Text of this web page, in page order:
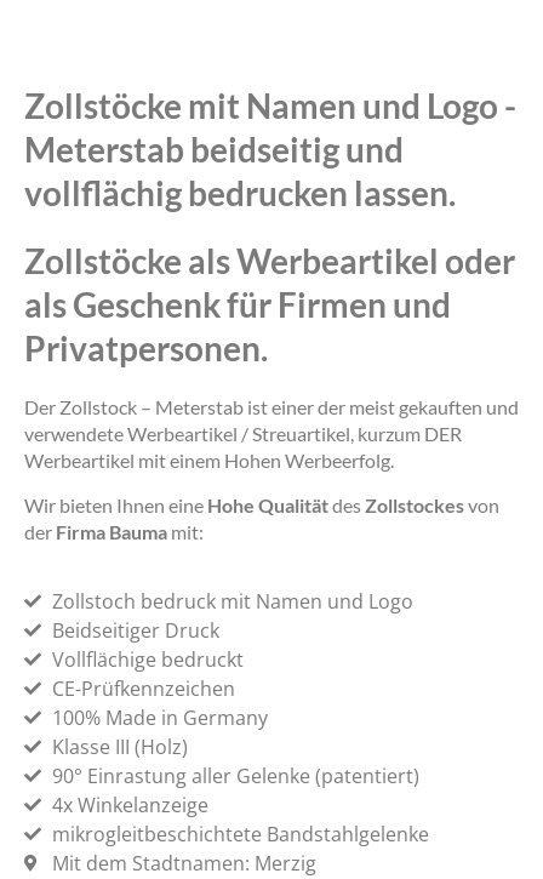
Zollstöcke mit Namen und Logo -
Meterstab beidseitig und
vollflächig bedrucken lassen.
Zollstöcke als Werbeartikel oder
als Geschenk für Firmen und
Privatpersonen.
Der Zollstock – Meterstab ist einer der meist gekauften und
verwendete Werbeartikel / Streuartikel, kurzum DER
Werbeartikel mit einem Hohen Werbeerfolg.
Wir bieten Ihnen eine Hohe Qualitätdes Zollstockesvon
der Firma Bauma mit:
Zollstoch bedruck mit Namen und Logo
Beidseitiger Druck
Vollflächige bedruckt
CE-Prüfkennzeichen
100% Made in Germany
Klasse III (Holz)
90° Einrastung aller Gelenke (patentiert)
4x Winkelanzeige
mikrogleitbeschichtete Bandstahlgelenke
Mit dem Stadtnamen: Merzig